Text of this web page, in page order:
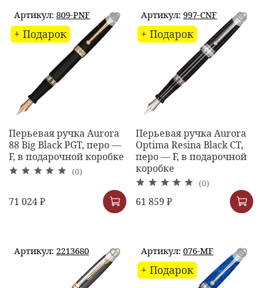
Артикул:809-PNF
+ Подарок
Перьевая ручка Aurora
88 Big Black PGT, перо —
F, в подарочной коробке
(0)
71 024 ₽
Артикул:997-CNF
+ Подарок
Перьевая ручка Aurora
Optima Resina Black CT,
перо — F, в подарочной
коробке
(0)
61 859 ₽
Артикул: 2213680 Артикул:076-MF
+ Подарок